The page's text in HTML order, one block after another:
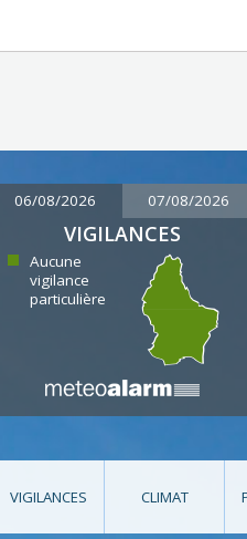
06/08/2026 07/08/2026
VIGILANCES
Aucune
vigilance
particulière
VIGILANCES CLIMAT